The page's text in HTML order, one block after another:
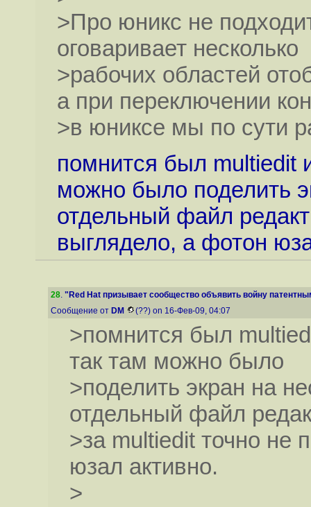
>Про юникс не
оговаривает несколько
>рабочих областей
а при переключении
>в юниксе мы по сути
помнится был multiedit
можно было поделить
отдельный файл
выглядело, а фотон
28. "Red Hat призывает сообщество объявить войну
Сообщение от DM (??) on 16-Фев-09, 04:07
>помнится был
так там можно было
>поделить экран на
отдельный файл
>за multiedit точно не
юзал активно.
>